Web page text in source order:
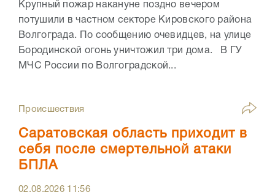
Крупный пожар накануне поздно вечером
потушили в частном секторе Кировского района
Волгограда. По сообщению очевидцев, на улице
Бородинской огонь уничтожил три дома. В ГУ
МЧС России по Волгоградской...
Происшествия
Саратовская область приходит в
себя после смертельной атаки
БПЛА
02.08.2026 11:56